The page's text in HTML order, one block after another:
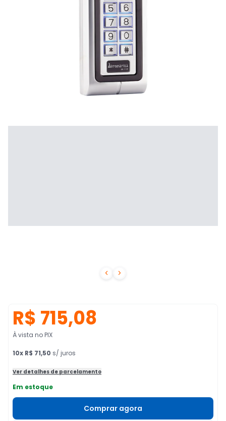
 
R$ 715,08
À vista no PIX
10x R$ 71,50 s/ juros
Ver detalhes de parcelamento
Em estoque
Comprar agora